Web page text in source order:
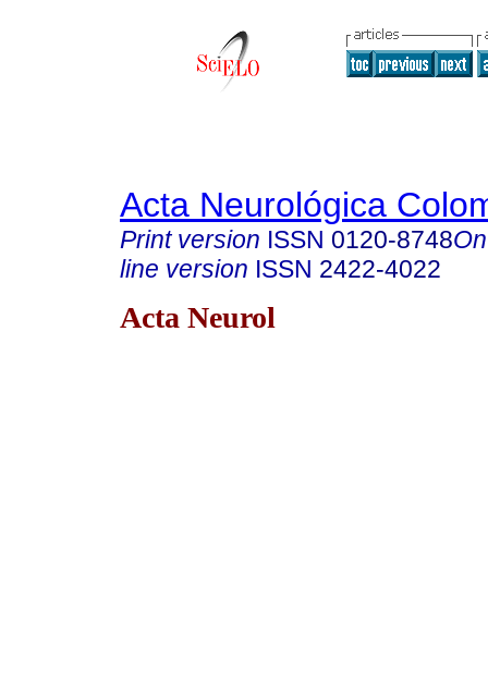
Acta Neurológica
Print version ISSN 0120-8748
line version ISSN 2422-4022
Acta Neurol